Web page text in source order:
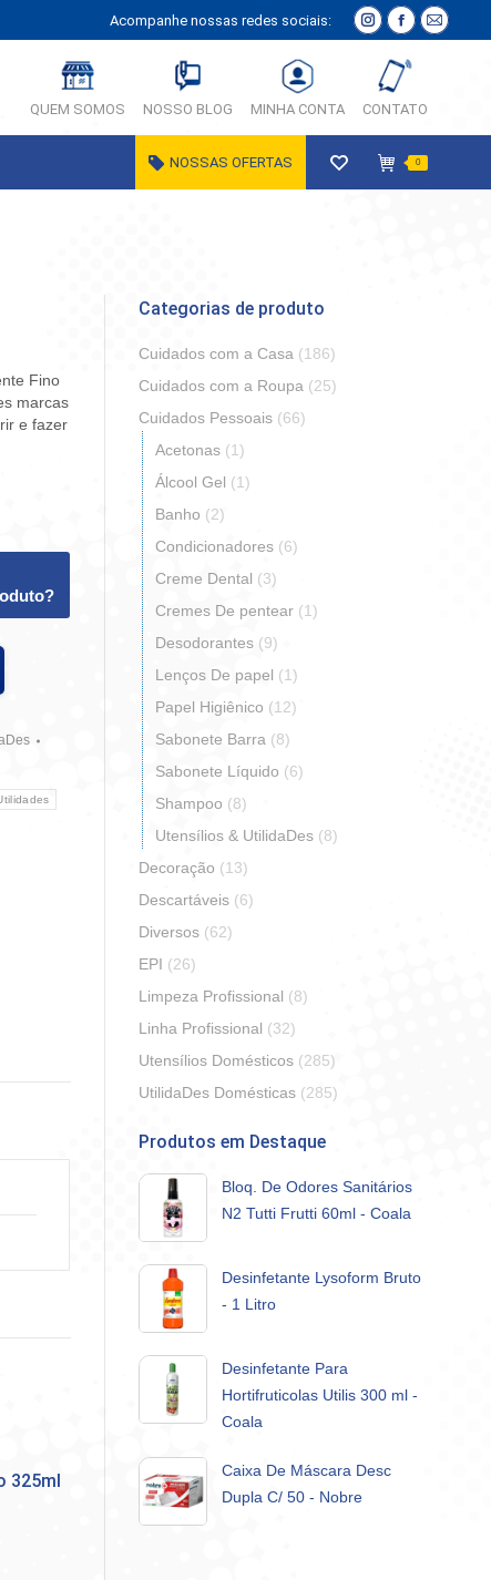
Acompanhe nossas redes sociais:
Instagram
página
abre
em
janela
Facebook
página
em
janela
E-
QUEM SOMOS NOSSO BLOG MINHA CONTA CONTATO
NOSSAS OFERTAS 0
Fino
marcas
e fazer
325ml
Categorias de produto
Cuidados com a Casa (186)
Cuidados com a Roupa (25)
Cuidados Pessoais (66)
Acetonas (1)
Álcool Gel (1)
Banho (2)
Condicionadores (6)
Creme Dental (3)
Cremes De pentear (1)
Desodorantes (9)
Lenços De papel (1)
Papel Higiênico (12)
Sabonete Barra (8)
Sabonete Líquido (6)
Shampoo (8)
Utensílios & UtilidaDes (8)
Decoração (13)
Descartáveis (6)
Diversos (62)
EPI (26)
Limpeza Profissional (8)
Linha Profissional (32)
Utensílios Domésticos (285)
UtilidaDes Domésticas (285)
Produtos em Destaque
Bloq. De Odores Sanitários
N2 Tutti Frutti 60ml - Coala
Desinfetante Lysoform Bruto
- 1 Litro
Desinfetante Para
Hortifruticolas Utilis 300 ml -
Coala
Caixa De Máscara Desc
Dupla C/ 50 - Nobre